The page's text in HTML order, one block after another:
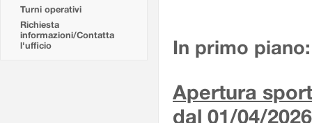
Turni operativi
Richiesta
informazioni/Contatta
l'ufficio
In primo piano:
Apertura
dal 01/04/2026